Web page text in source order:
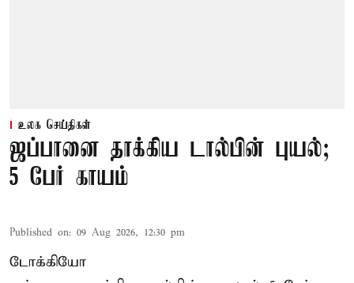
உலக செய்திகள்
ஜப்பானை தாக்கிய டால்பின் புயல்;
5 பேர் காயம்
Published on: 09 Aug 2026, 12:30 pm
டோக்கியோ